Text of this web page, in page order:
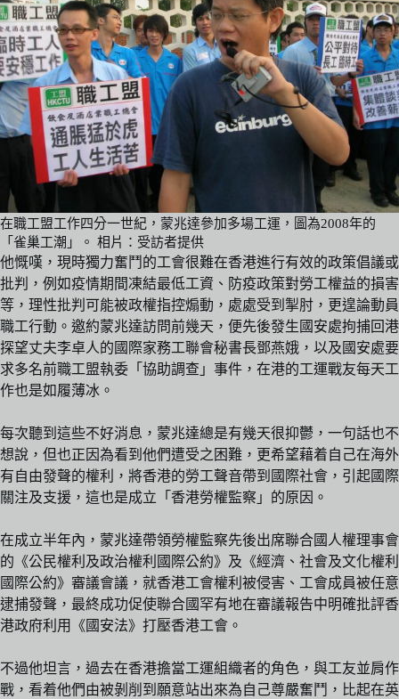
在職工盟工作四分一世紀，蒙兆達參加多場工運，圖為2008年的
「雀巢工潮」。 相片：受訪者提供
他慨嘆，現時獨力奮鬥的工會很難在香港進行有效的政策倡議或
批判，例如疫情期間凍結最低工資、防疫政策對勞工權益的損害
等，理性批判可能被政權指控煽動，處處受到掣肘，更遑論動員
職工行動。邀約蒙兆達訪問前幾天，便先後發生國安處拘捕回港
探望丈夫李卓人的國際家務工聯會秘書長鄧燕娥，以及國安處要
求多名前職工盟執委「協助調查」事件，在港的工運戰友每天工
作也是如履薄冰。
每次聽到這些不好消息，蒙兆達總是有幾天很抑鬱，一句話也不
想說，但也正因為看到他們遭受之困難，更希望藉着自己在海外
有自由發聲的權利，將香港的勞工聲音帶到國際社會，引起國際
關注及支援，這也是成立「香港勞權監察」的原因。
在成立半年內，蒙兆達帶領勞權監察先後出席聯合國人權理事會
的《公民權利及政治權利國際公約》及《經濟、社會及文化權利
國際公約》審議會議，就香港工會權利被侵害、工會成員被任意
逮捕發聲，最終成功促使聯合國罕有地在審議報告中明確批評香
港政府利用《國安法》打壓香港工會。
不過他坦言，過去在香港擔當工運組織者的角色，與工友並肩作
戰，看着他們由被剝削到願意站出來為自己尊嚴奮鬥，比起在英